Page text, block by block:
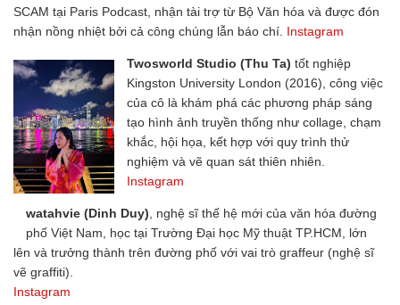
SCAM tại Paris Podcast, nhận tài trợ từ Bộ Văn hóa và được đón
nhận nồng nhiệt bởi cả công chúng lẫn báo chí. Instagram
Twosworld Studio (Thu Ta) tốt nghiệp
Kingston University London (2016), công việc
của cô là khám phá các phương pháp sáng
tạo hình ảnh truyền thống như collage, chạm
khắc, hội họa, kết hợp với quy trình thử
nghiệm và vẽ quan sát thiên nhiên.
Instagram
watahvie (Dinh Duy) , nghệ sĩ thế hệ mới của văn hóa đường
phố Việt Nam, học tại Trường Đại học Mỹ thuật TP.HCM, lớn
lên và trưởng thành trên đường phố với vai trò graffeur (nghệ sĩ
vẽ graffiti).
Instagram